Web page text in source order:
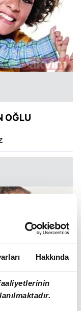
Hakkında
OĞLU